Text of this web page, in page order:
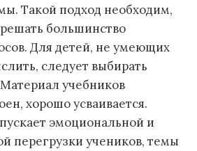
Такой подход необходим,
большинство
Для детей, не умеющих
следует выбирать
учебников
хорошо усваивается.
эмоциональной и
перегрузки учеников, темы